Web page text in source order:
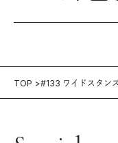
TOP #133 ワイドスタン